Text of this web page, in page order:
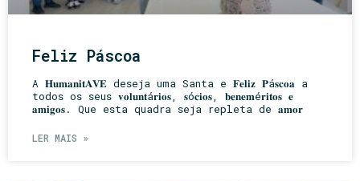
Feliz Páscoa
A 𝐇𝐮𝐦𝐚𝐧𝐢𝐭𝐀𝐕𝐄 deseja uma Santa e 𝐅𝐞𝐥𝐢𝐳 𝐏á𝐬𝐜𝐨𝐚 a
todos os seus 𝐯𝐨𝐥𝐮𝐧𝐭á𝐫𝐢𝐨𝐬, 𝐬ó𝐜𝐢𝐨𝐬, 𝐛𝐞𝐧𝐞𝐦é𝐫𝐢𝐭𝐨𝐬 𝐞
𝐚𝐦𝐢𝐠𝐨𝐬. Que esta quadra seja repleta de 𝐚𝐦𝐨𝐫
LER MAIS »